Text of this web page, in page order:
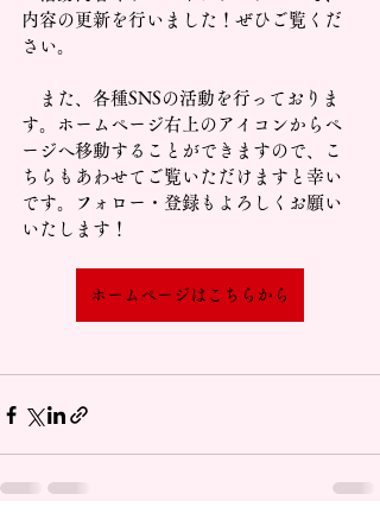
内容の更新を行いました！ぜひご覧くだ
さい。
また、各種SNSの活動を行っておりま
す。ホームページ右上のアイコンからペ
ージへ移動することができますので、こ
ちらもあわせてご覧いただけますと幸い
です。フォロー・登録もよろしくお願い
いたします！
ホームページはこちらから